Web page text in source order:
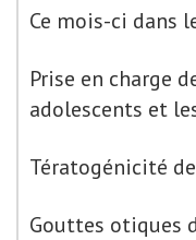
Ce mois-ci dans
Prise en charge
adolescents et
Tératogénicité
Gouttes otiques